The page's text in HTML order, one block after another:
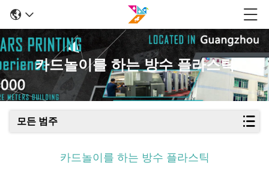
카드놀이를 하는 방수 플라스틱
모든 범주
카드놀이를 하는 방수 플라스틱